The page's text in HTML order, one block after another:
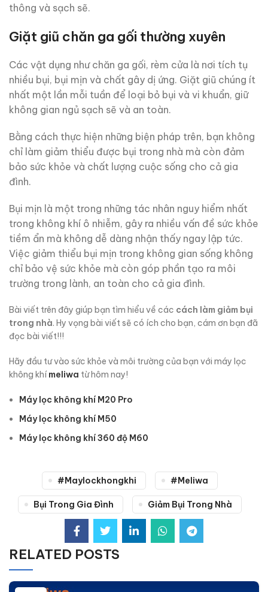
thông và sạch sẽ.
Giặt giũ chăn ga gối thường xuyên
Các vật dụng như chăn ga gối, rèm cửa là nơi tích tụ
nhiều bụi, bụi mịn và chất gây dị ứng. Giặt giũ chúng ít
nhất một lần mỗi tuần để loại bỏ bụi và vi khuẩn, giữ
không gian ngủ sạch sẽ và an toàn.
Bằng cách thực hiện những biện pháp trên, bạn không
chỉ làm giảm thiểu được bụi trong nhà mà còn đảm
bảo sức khỏe và chất lượng cuộc sống cho cả gia
đình.
Bụi mịn là một trong những tác nhân nguy hiểm nhất
trong không khí ô nhiễm, gây ra nhiều vấn đề sức khỏe
tiềm ẩn mà không dễ dàng nhận thấy ngay lập tức.
Việc giảm thiểu bụi mịn trong không gian sống không
chỉ bảo vệ sức khỏe mà còn góp phần tạo ra môi
trường trong lành, an toàn cho cả gia đình.
Bài viết trên đây giúp bạn tìm hiểu về các cách làm giảm bụi
trong nhà. Hy vọng bài viết sẽ có ích cho bạn, cám ơn bạn đã
đọc bài viết!!!
Hãy đầu tư vào sức khỏe và môi trường của bạn với máy lọc
không khí meliwa từ hôm nay!
Máy lọc không khí M20 Pro
Máy lọc không khí M50
Máy lọc không khí 360 độ M60
#maylockhongkhi #meliwa
Bụi Trong Gia Đình Giảm Bụi Trong Nhà
RELATED POSTS